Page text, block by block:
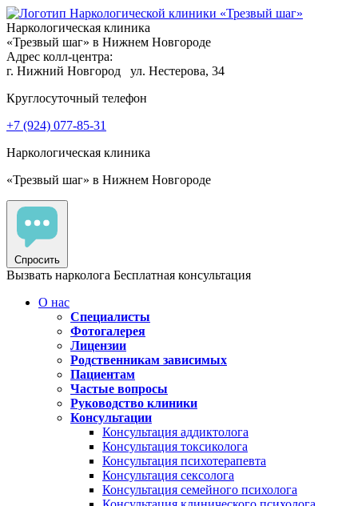
Наркологическая клиника
«Трезвый шаг» в Нижнем Новгороде
Адрес колл-центра:
г. Нижний Новгород
ул. Нестерова, 34
Круглосуточный телефон
+7 (924) 077-85-31
Наркологическая клиника
«Трезвый шаг» в Нижнем Новгороде
Спросить
Вызвать нарколога Бесплатная консультация
О нас
Специалисты
Фотогалерея
Лицензии
Родственникам зависимых
Пациентам
Частые вопросы
Руководство клиники
Консультации
Консультация аддиктолога
Консультация токсиколога
Консультация психотерапевта
Консультация сексолога
Консультация семейного психолога